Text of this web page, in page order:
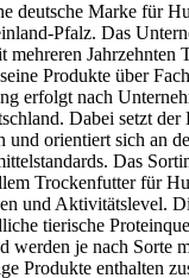
deutsche Marke für
Pfalz. Das
mehreren Jahrzehnten
Produkte über
erfolgt nach
Dabei setzt der
und orientiert sich an
Das
Trockenfutter für
und Aktivitätslevel.
tierische
werden je nach Sorte
Produkte enthalten